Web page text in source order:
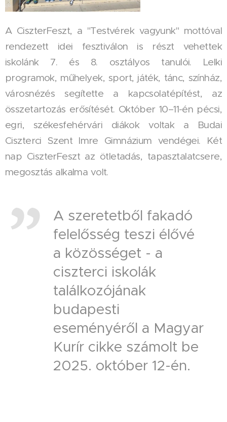
A CiszterFeszt, a "Testvérek vagyunk" mottóval
rendezett idei fesztiválon is részt vehettek
iskolánk 7. és 8. osztályos tanulói. Lelki
programok, műhelyek, sport, játék, tánc, színház,
városnézés segítette a kapcsolatépítést, az
összetartozás erősítését. Október 10–11-én pécsi,
egri, székesfehérvári diákok voltak a Budai
Ciszterci Szent Imre Gimnázium vendégei. Két
nap CiszterFeszt az ötletadás, tapasztalatcsere,
megosztás alkalma volt.
A szeretetből fakadó
felelősség teszi élővé
a közösséget - a
ciszterci iskolák
találkozójának
budapesti
eseményéről a Magyar
Kurír cikke számolt be
2025. október 12-én.